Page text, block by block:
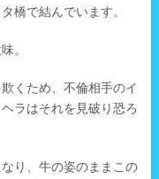
橋で結んでいます。
。
くため、不倫相手のイ
ラはそれを見破り恐ろ
り、牛の姿のままこの